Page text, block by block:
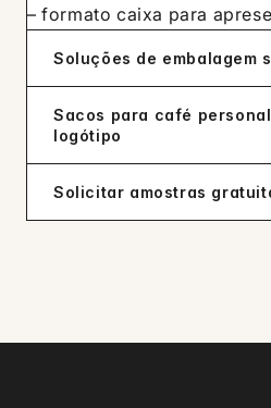
– formato caixa para
Soluções de embalagem
Sacos para café
logótipo
Solicitar amostras